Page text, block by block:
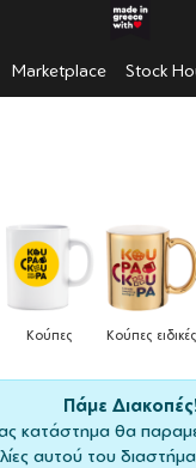
Marketplace Stock
Κούπες
χρωματιστές
Κούπες
μεταλλικές
Πάμε
κατάστημα θα
αυτού του